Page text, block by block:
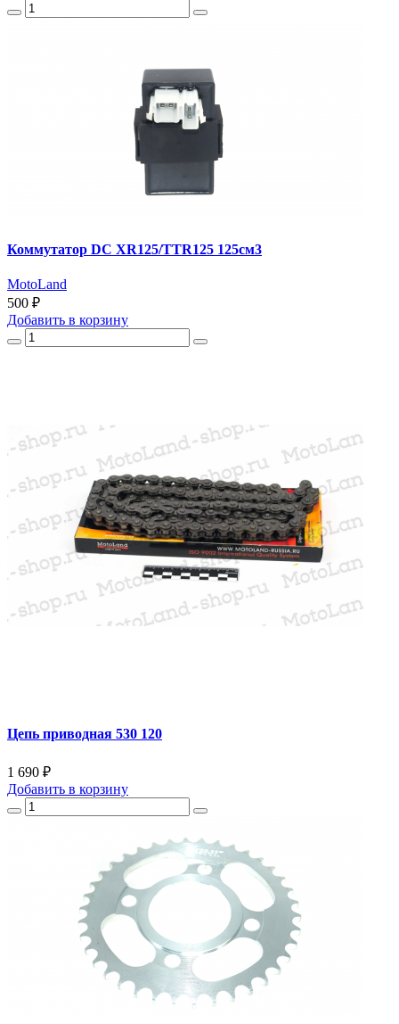
Коммутатор DC XR125/TTR125 125см3
MotoLand
500 ₽
Добавить в корзину
Цепь приводная 530 120
1 690 ₽
Добавить в корзину